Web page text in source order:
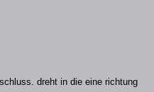
dreht in die eine richtung